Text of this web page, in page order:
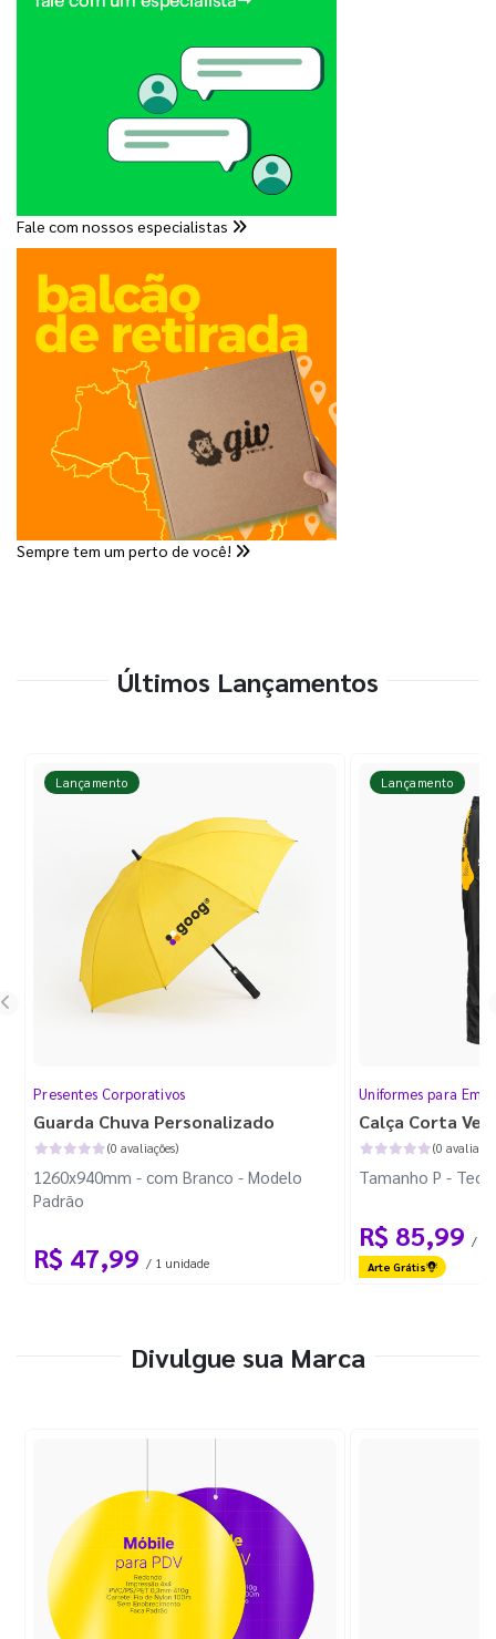
Fale com nossos especialistas
Sempre tem um perto de você!
Últimos Lançamentos
Lançamento
Presentes Corporativos
Guarda Chuva Personalizado
(0 avaliações)
1260x940mm - com Branco - Modelo
Padrão
R$ 47,99 / 1 unidade
Lançamento
Uniformes para
Calça Corta
(0
Tamanho P -
R$ 85,99 / 1
Arte Grátis
Divulgue sua Marca